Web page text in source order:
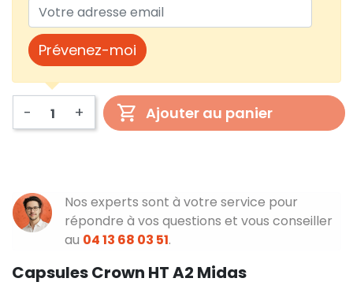
Prévenez-moi
- + Ajouter au panier
Nos experts sont à votre service pour
répondre à vos questions et vous conseiller
au 04 13 68 03 51.
Capsules Crown HT A2 Midas